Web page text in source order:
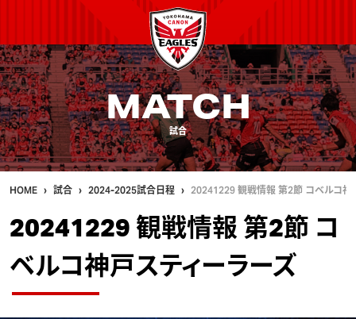
MATCH
試合
HOME 試合 2024-2025試合日程 20241229 観戦情報 第2節 コベルコ神
20241229 観戦情報 第2節 コ
ベルコ神戸スティーラーズ